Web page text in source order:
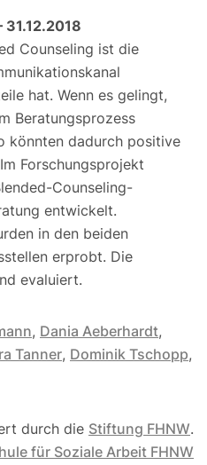
Counseling ist die
hat. Wenn es gelingt,
Beratungsprozess
könnten dadurch positive
Forschungsprojekt
Counseling-
entwickelt.
in den beiden
erprobt. Die
evaluiert.
, Dania Aeberhardt,
Tanner, Dominik Tschopp,
durch die Stiftung FHNW.
für Soziale Arbeit FHNW